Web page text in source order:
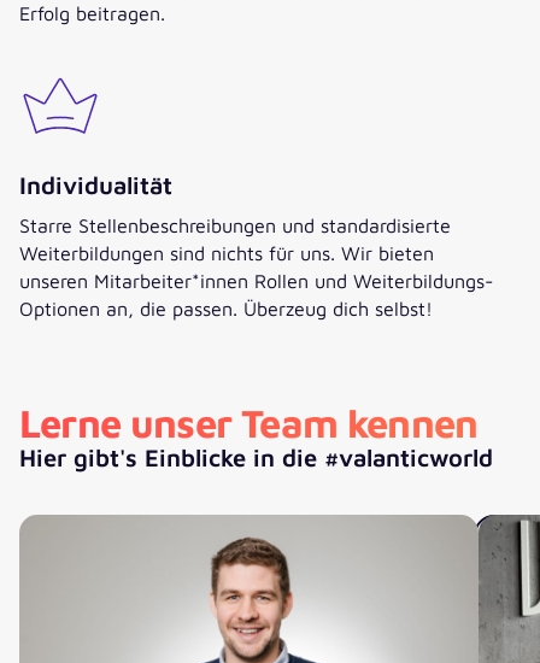
Erfolg beitragen.
Individualität
Starre Stellenbeschreibungen und standardisierte
Weiterbildungen sind nichts für uns. Wir bieten
unseren Mitarbeiter*innen Rollen und Weiterbildungs-
Optionen an, die passen. Überzeug dich selbst!
Lerne unser Team kennen
Hier gibt's Einblicke in die #valanticworld